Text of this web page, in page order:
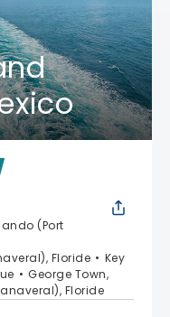
(Port
Floride
Key
George Town,
Floride